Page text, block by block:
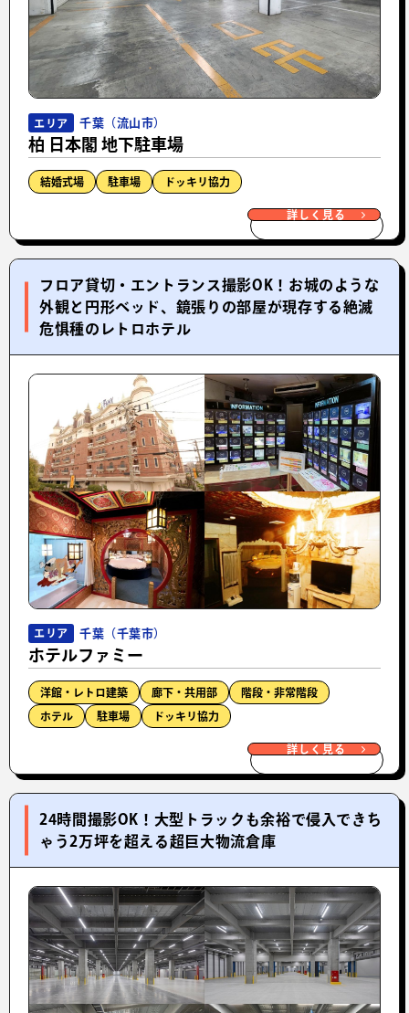
エリア 千葉（流山市）
柏 日本閣 地下駐車場
結婚式場 駐車場 ドッキリ協力
詳しく見る
フロア貸切・エントランス撮影OK！お城のような
外観と円形ベッド、鏡張りの部屋が現存する絶滅
危惧種のレトロホテル
エリア 千葉（千葉市）
ホテルファミー
洋館・レトロ建築 廊下・共用部 階段・非常階段
ホテル 駐車場 ドッキリ協力
詳しく見る
24時間撮影OK！大型トラックも余裕で侵入できち
ゃう2万坪を超える超巨大物流倉庫